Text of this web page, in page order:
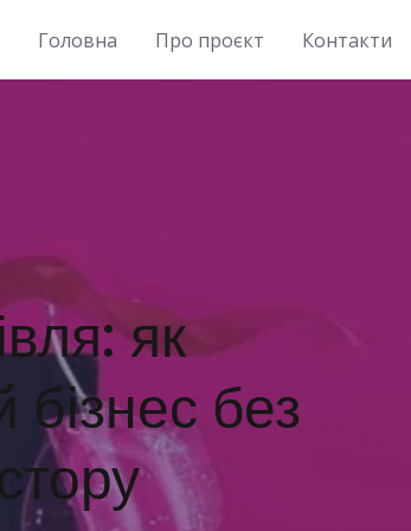
Головна Про проєкт Контакти
як
без